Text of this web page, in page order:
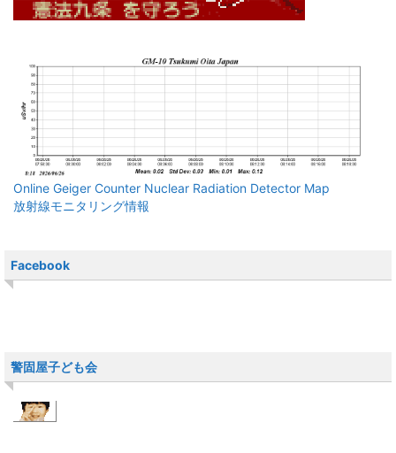
Online Geiger Counter Nuclear Radiation Detector Map
放射線モニタリング情報
Facebook
警固屋子ども会